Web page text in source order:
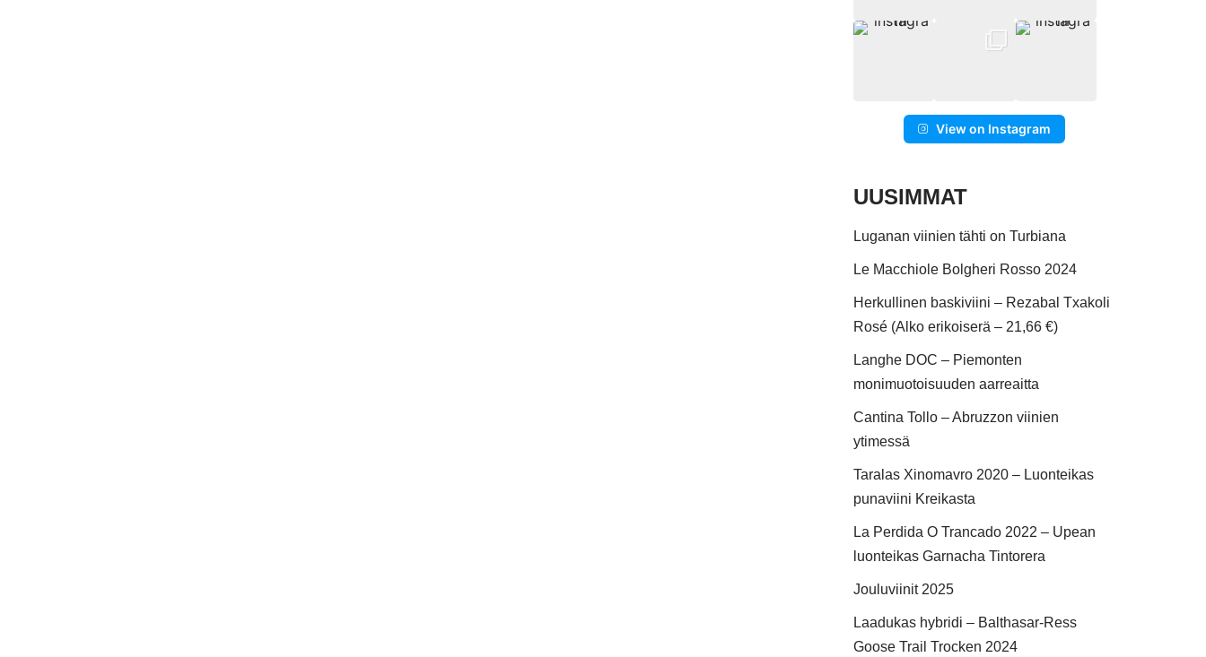
View on Instagram
UUSIMMAT
Luganan viinien tähti on Turbiana
Le Macchiole Bolgheri Rosso 2024
Herkullinen baskiviini – Rezabal Txakoli
Rosé (Alko erikoiserä – 21,66 €)
Langhe DOC – Piemonten
monimuotoisuuden aarreaitta
Cantina Tollo – Abruzzon viinien
ytimessä
Taralas Xinomavro 2020 – Luonteikas
punaviini Kreikasta
La Perdida O Trancado 2022 – Upean
luonteikas Garnacha Tintorera
Jouluviinit 2025
Laadukas hybridi – Balthasar-Ress
Goose Trail Trocken 2024